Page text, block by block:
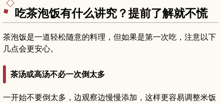
吃茶泡饭有什么讲究？提前了解就不慌
茶泡饭是一道轻松随意的料理，但如果是第一次吃，注意以下
几点会更安心。
茶汤或高汤不必一次倒太多
一开始不要倒太多，边观察边慢慢添加，这样更容易调整米饭